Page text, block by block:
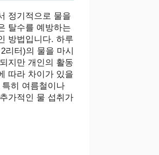
정기적으로 물을
탈수를 예방하는
방법입니다. 하루
리터)의 물을 마시
지만 개인의 활동
따라 차이가 있을
히 여름철이나
가적인 물 섭취가